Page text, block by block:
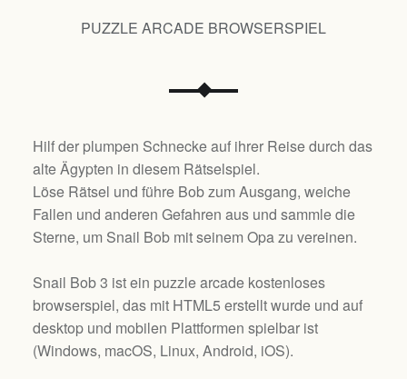
PUZZLE ARCADE BROWSERSPIEL
Hilf der plumpen Schnecke auf ihrer Reise durch das
alte Ägypten in diesem Rätselspiel.
Löse Rätsel und führe Bob zum Ausgang, weiche
Fallen und anderen Gefahren aus und sammle die
Sterne, um Snail Bob mit seinem Opa zu vereinen.
Snail Bob 3 ist ein puzzle arcade kostenloses
browserspiel, das mit HTML5 erstellt wurde und auf
desktop und mobilen Plattformen spielbar ist
(Windows, macOS, Linux, Android, iOS).